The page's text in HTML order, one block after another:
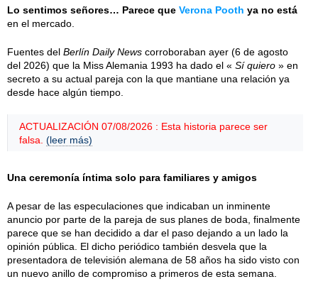
Lo sentimos señores… Parece que Verona Pooth ya no está
en el mercado.
Fuentes del Berlín Daily News corroboraban ayer (6 de agosto
del 2026) que la Miss Alemania 1993 ha dado el « Sí quiero » en
secreto a su actual pareja con la que mantiane una relación ya
desde hace algún tiempo.
ACTUALIZACIÓN 07/08/2026 : Esta historia parece ser
falsa. (leer más)
Una ceremonía íntima solo para familiares y amigos
A pesar de las especulaciones que indicaban un inminente
anuncio por parte de la pareja de sus planes de boda, finalmente
parece que se han decidido a dar el paso dejando a un lado la
opinión pública. El dicho periódico también desvela que la
presentadora de televisión alemana de 58 años ha sido visto con
un nuevo anillo de compromiso a primeros de esta semana.